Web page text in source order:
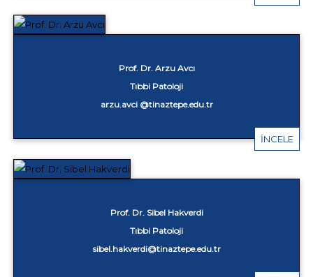
Prof. Dr. Arzu Avcı
Tıbbi Patoloji
arzu.avci @tinaztepe.edu.tr
İNCELE
Prof. Dr. Sibel Hakverdi
Tıbbi Patoloji
sibel.hakverdi@tinaztepe.edu.tr